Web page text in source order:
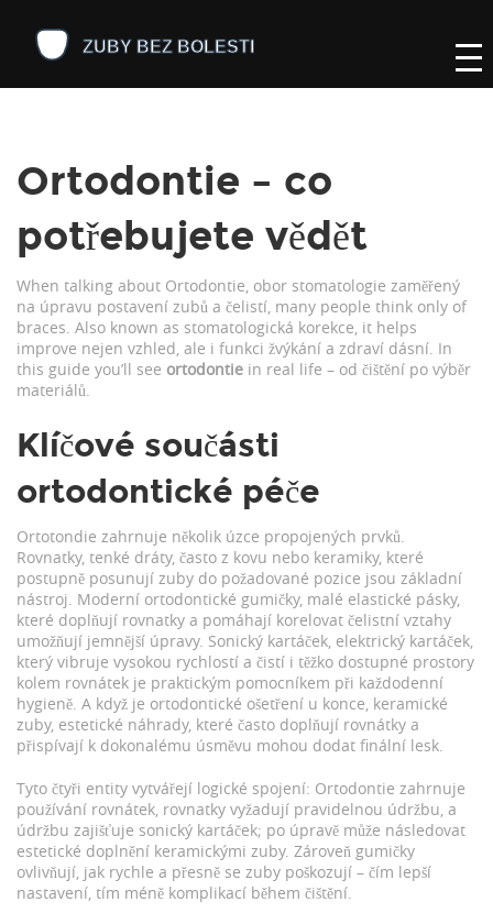
Ortodontie – co
potřebujete vědět
When talking about Ortodontie, obor stomatologie zaměřený
na úpravu postavení zubů a čelistí, many people think only of
braces. Also known as stomatologická korekce, it helps
improve nejen vzhled, ale i funkci žvýkání a zdraví dásní. In
this guide you’ll see ortodontie in real life – od čištění po výběr
materiálů.
Klíčové součásti
ortodontické péče
Ortotondie zahrnuje několik úzce propojených prvků.
Rovnatky, tenké dráty, často z kovu nebo keramiky, které
postupně posunují zuby do požadované pozice jsou základní
nástroj. Moderní ortodontické gumičky, malé elastické pásky,
které doplňují rovnatky a pomáhají korelovat čelistní vztahy
umožňují jemnější úpravy. Sonický kartáček, elektrický kartáček,
který vibruje vysokou rychlostí a čistí i těžko dostupné prostory
kolem rovnátek je praktickým pomocníkem při každodenní
hygieně. A když je ortodontické ošetření u konce, keramické
zuby, estetické náhrady, které často doplňují rovnátky a
přispívají k dokonalému úsměvu mohou dodat finální lesk.
Tyto čtyři entity vytvářejí logické spojení: Ortodontie zahrnuje
používání rovnátek, rovnatky vyžadují pravidelnou údržbu, a
údržbu zajišťuje sonický kartáček; po úpravě může následovat
estetické doplnění keramickými zuby. Zároveň gumičky
ovlivňují, jak rychle a přesně se zuby poškozují – čím lepší
nastavení, tím méně komplikací během čištění.